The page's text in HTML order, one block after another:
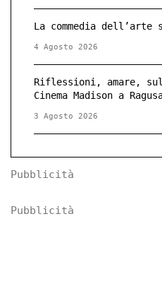
La commedia dell’arte
4 Agosto 2026
Riflessioni, amare,
Cinema Madison a
3 Agosto 2026
Pubblicità
Pubblicità